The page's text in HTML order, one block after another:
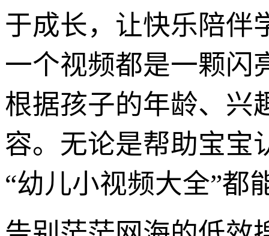
于成长，让快乐陪伴
一个视频都是一颗闪
根据孩子的年龄、兴
容。无论是帮助宝宝
“幼儿小视频大全”都